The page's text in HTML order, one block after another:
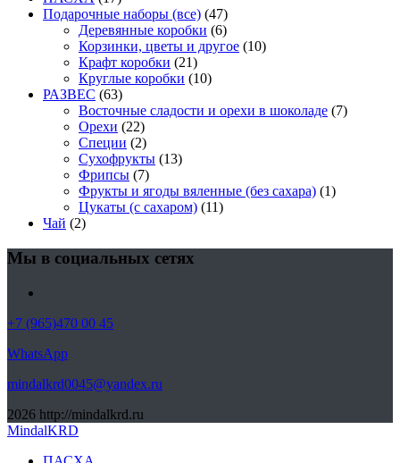
Подарочные наборы (все) (47)
Деревянные коробки (6)
Корзинки, цветы и другое (10)
Крафт коробки (21)
Круглые коробки (10)
РАЗВЕС (63)
Восточные сладости и орехи в шоколаде (7)
Орехи (22)
Специи (2)
Сухофрукты (13)
Фрипсы (7)
Фрукты и ягоды вяленные (без сахара) (1)
Цукаты (с сахаром) (11)
Чай (2)
Мы в социальных сетях
+7 (965)470 00 45
WhatsApp
mindalkrd0045@yandex.ru
2026 http://mindalkrd.ru
MindalKRD